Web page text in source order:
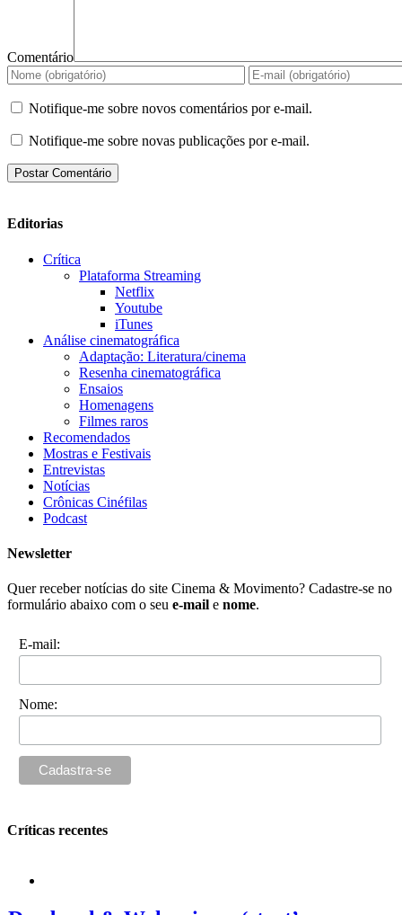
Comentário
Notifique-me sobre novos comentários por e-mail.
Notifique-me sobre novas publicações por e-mail.
Editorias
Crítica
Plataforma Streaming
Netflix
Youtube
iTunes
Análise cinematográfica
Adaptação: Literatura/cinema
Resenha cinematográfica
Ensaios
Homenagens
Filmes raros
Recomendados
Mostras e Festivais
Entrevistas
Notícias
Crônicas Cinéfilas
Podcast
Newsletter
Quer receber notícias do site Cinema & Movimento? Cadastre-se no
formulário abaixo com o seu e-mail e nome.
E-mail:
Nome:
Críticas recentes